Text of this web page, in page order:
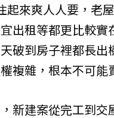
來爽人人要，老
出租等都更比較實
破到房子裡都長出
複雜，根本不可能
新建案從完工到交